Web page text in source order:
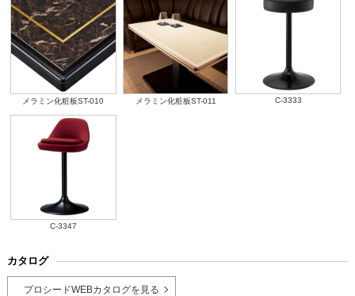
メラミン化粧板ST-010 メラミン化粧板ST-011 C-3333
C-3347
カタログ
プロシードWEBカタログを見る